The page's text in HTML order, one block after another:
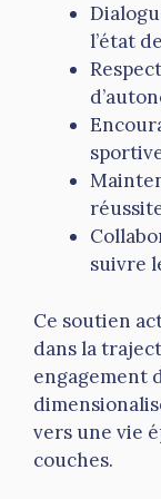
l’état
suivre
Ce soutien
dans la
engagement
vers une vie
couches.